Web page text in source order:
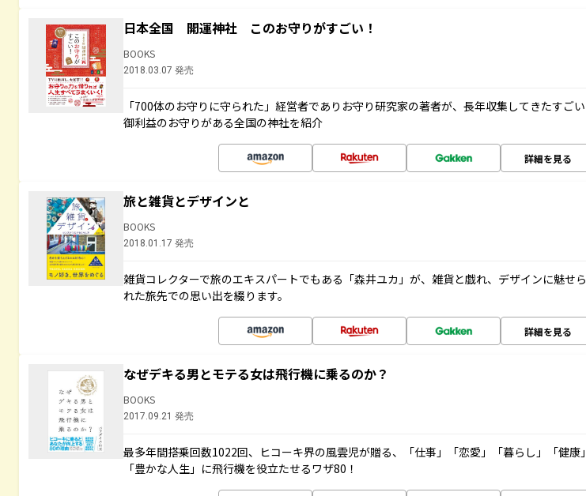
日本全国 開運神社 このお守りがすごい！
BOOKS
2018.03.07 発売
「700体のお守りに守られた」経営者でありお守り研究家の著者が、長年収集してきたすごい
御利益のお守りがある全国の神社を紹介
詳細を見る
旅と雑貨とデザインと
BOOKS
2018.01.17 発売
雑貨コレクターで旅のエキスパートでもある「森井ユカ」が、雑貨と戯れ、デザインに魅せら
れた旅先での思い出を綴ります。
詳細を見る
なぜデキる男とモテる女は飛行機に乗るのか？
BOOKS
2017.09.21 発売
最多年間搭乗回数1022回、ヒコーキ界の風雲児が贈る、「仕事」「恋愛」「暮らし」「健康」
「豊かな人生」に飛行機を役立たせるワザ80！